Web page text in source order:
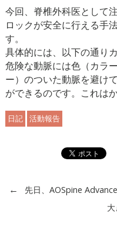
今回、脊椎外科医として
ロックが安全に行える手
す。
具体的には、以下の通り
危険な動脈には色（カラ
ー）のついた動脈を避け
ができるのです。これは
日記 活動報告
←
先日、AOSpine